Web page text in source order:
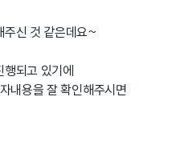
주신 것 같은데요~
되고 있기에
내용을 잘 확인해주시면